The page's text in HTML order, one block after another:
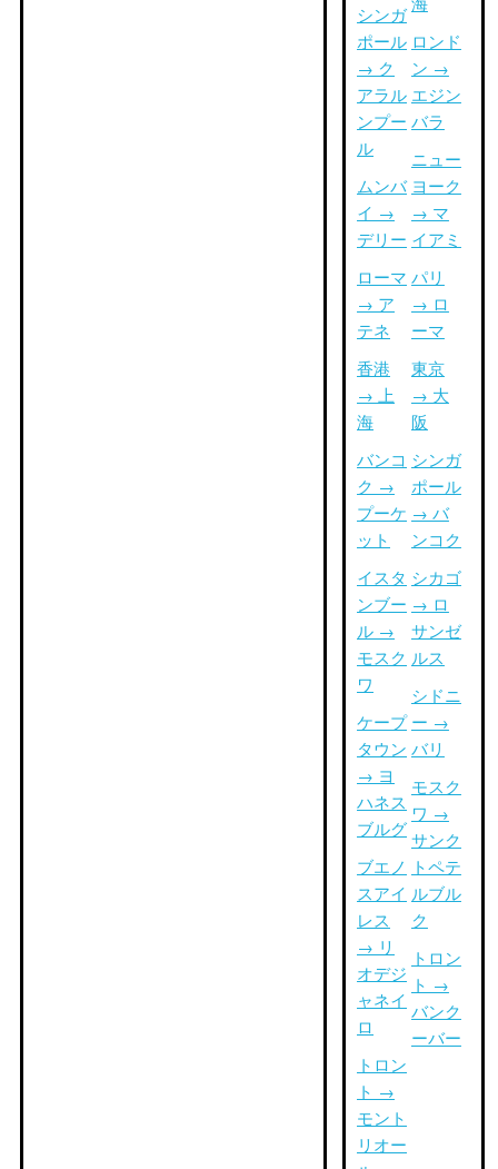
シンガ
ポール
→ ク
アラル
ンプー
ル
ムンバ
イ →
デリー
ローマ
→ ア
テネ
香港
→ 上
海
バンコ
ク →
プーケ
ット
イスタ
ンブー
ル →
モスク
ワ
ケープ
タウン
→ ヨ
ハネス
ブルグ
ブエノ
スアイ
レス
→ リ
オデジ
ャネイ
ロ
トロン
ト →
モント
リオー
ロンド
ン →
エジン
バラ
ニュー
ヨーク
→ マ
イアミ
パリ
→ ロ
ーマ
東京
→ 大
阪
シンガ
ポール
→ バ
ンコク
シカゴ
→ ロ
サンゼ
ルス
シドニ
ー →
バリ
モスク
ワ →
サンク
トペテ
ルブル
ク
トロン
ト →
バンク
ーバー